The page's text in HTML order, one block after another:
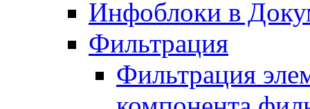
Инфоблоки в
Фильтрация
Фильтрация